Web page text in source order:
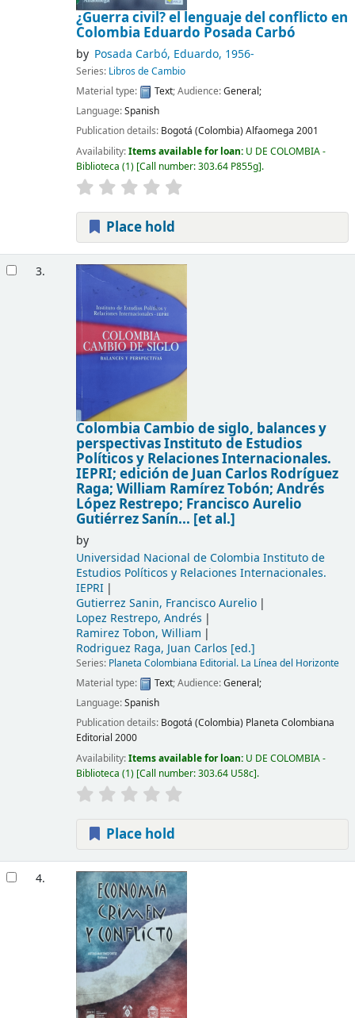
¿Guerra civil? el lenguaje del conflicto en
Colombia Eduardo Posada Carbó
by Posada Carbó, Eduardo, 1956-
Series: Libros de Cambio
Material type:
Text; Audience:General;
Language:Spanish
Publication details: Bogotá (Colombia) Alfaomega 2001
Availability:Items available for loan: U DE COLOMBIA -
Biblioteca (1) Call number:303.64 P855g .
Place hold
3.
Colombia Cambio de siglo, balances y
perspectivasInstituto de Estudios
Políticos y Relaciones Internacionales.
IEPRI; edición de Juan Carlos Rodríguez
Raga; William Ramírez Tobón; Andrés
López Restrepo; Francisco Aurelio
Gutiérrez Sanín... [et al.]
by
Universidad Nacional de Colombia Instituto de
Estudios Políticos y Relaciones Internacionales.
IEPRI
Gutierrez Sanin, Francisco Aurelio
Lopez Restrepo, Andrés
Ramirez Tobon, William
Rodriguez Raga, Juan Carlos [ed.]
Series: Planeta Colombiana Editorial. La Línea del Horizonte
Material type:
Text; Audience:General;
Language:Spanish
Publication details: Bogotá (Colombia) Planeta Colombiana
Editorial 2000
Availability:Items available for loan: U DE COLOMBIA -
Biblioteca (1) Call number:303.64 U58c .
Place hold
4.